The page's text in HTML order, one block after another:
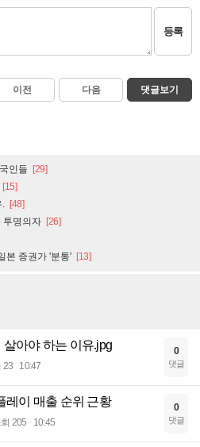
등록
이전 다음 댓글보기
인들 [29]
[15]
. [48]
투명의자 [26]
본 증권가 '분통' [13]
살아야 하는 이유.jpg
23 10:47
0
댓글
레이 매출 순위 근황
205 10:45
0
댓글